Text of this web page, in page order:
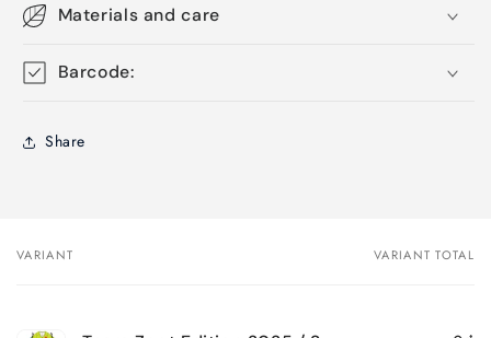
Materials and care
Barcode:
Share
Your
VARIANT VARIANT TOTAL